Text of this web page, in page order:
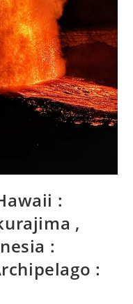
:
,
:
: